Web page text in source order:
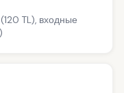
TL), входные